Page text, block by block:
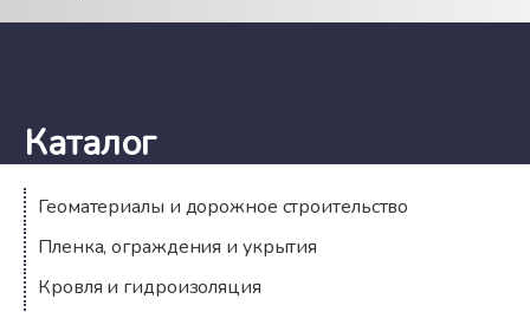
Каталог
Геоматериалы и дорожное строительство
Пленка, ограждения и укрытия
Кровля и гидроизоляция